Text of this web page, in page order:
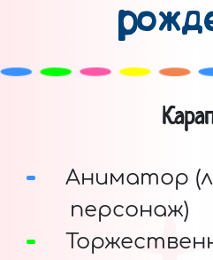
Аниматор
персонаж)